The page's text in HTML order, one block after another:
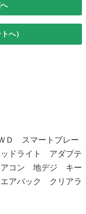
へ）
スマートブレー
ドライト アダプテ
アコン 地デジ キー
アバック クリアラ